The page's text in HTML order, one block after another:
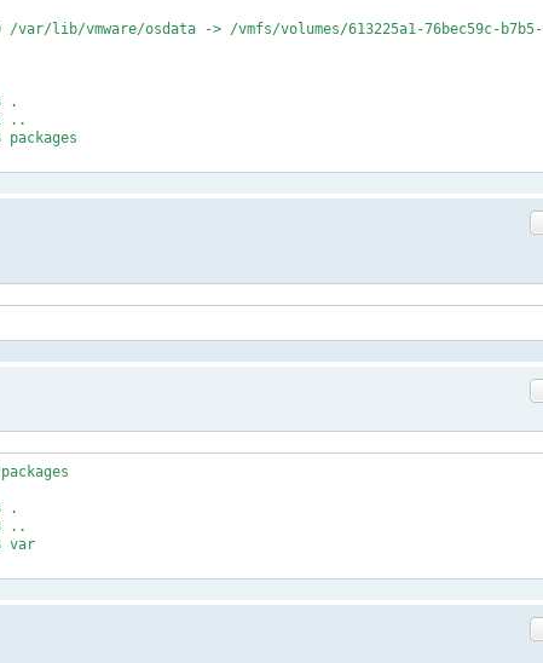
osdata -> /vmfs/volumes/613225a1-76bec59c-b7b5-
.
..
.
..